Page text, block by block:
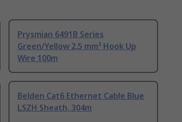
Prysmian 6491B Series
Green/Yellow 2.5 mm² Hook Up
Wire 100m
Belden Cat6 Ethernet Cable Blue
LSZH Sheath, 304m